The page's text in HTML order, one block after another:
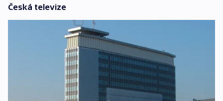
Česká televize